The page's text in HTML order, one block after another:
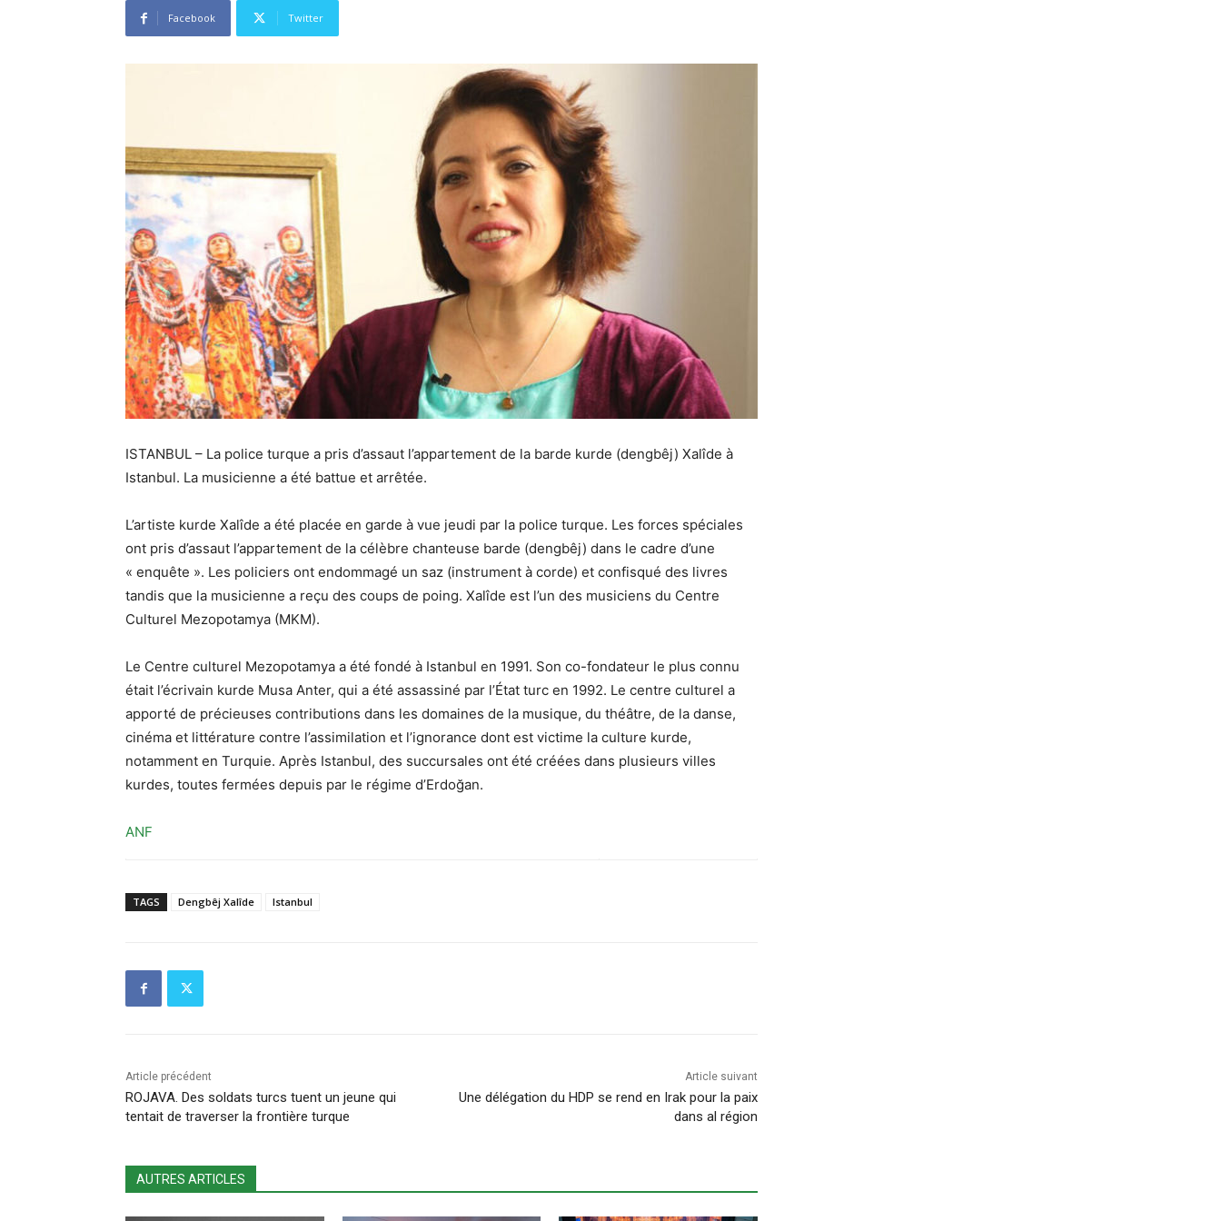
Facebook Twitter
ISTANBUL – La police turque a pris d’assaut l’appartement de la barde kurde (dengbêj) Xalîde à
Istanbul. La musicienne a été battue et arrêtée.
L’artiste kurde Xalîde a été placée en garde à vue jeudi par la police turque. Les forces spéciales
ont pris d’assaut l’appartement de la célèbre chanteuse barde (dengbêj) dans le cadre d’une
« enquête ». Les policiers ont endommagé un saz (instrument à corde) et confisqué des livres
tandis que la musicienne a reçu des coups de poing. Xalîde est l’un des musiciens du Centre
Culturel Mezopotamya (MKM).
Le Centre culturel Mezopotamya a été fondé à Istanbul en 1991. Son co-fondateur le plus connu
était l’écrivain kurde Musa Anter, qui a été assassiné par l’État turc en 1992. Le centre culturel a
apporté de précieuses contributions dans les domaines de la musique, du théâtre, de la danse,
cinéma et littérature contre l’assimilation et l’ignorance dont est victime la culture kurde,
notamment en Turquie. Après Istanbul, des succursales ont été créées dans plusieurs villes
kurdes, toutes fermées depuis par le régime d’Erdoğan.
ANF
TAGS Dengbêj Xalîde Istanbul
Article précédent
ROJAVA. Des soldats turcs tuent un jeune qui
tentait de traverser la frontière turque
Article suivant
Une délégation du HDP se rend en Irak pour la paix
dans al région
AUTRES ARTICLES